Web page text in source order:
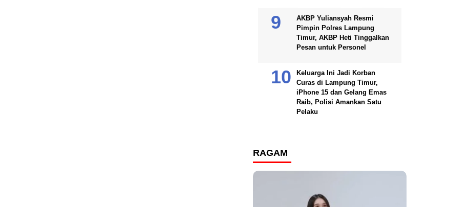
AKBP Yuliansyah Resmi
Pimpin Polres Lampung
Timur, AKBP Heti Tinggalkan
Pesan untuk Personel
Keluarga Ini Jadi Korban
Curas di Lampung Timur,
iPhone 15 dan Gelang Emas
Raib, Polisi Amankan Satu
Pelaku
RAGAM